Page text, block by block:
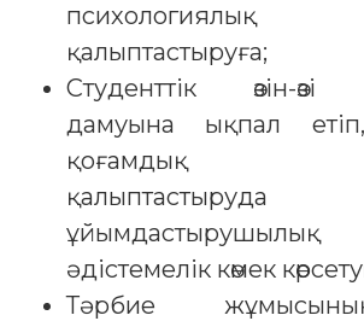
қалыптастыруға;
Студенттік өзін-өзі
дамуына ықпал етіп,
қоғамдық
қалыптастыруда
әдістемелік көмек
Тәрбие